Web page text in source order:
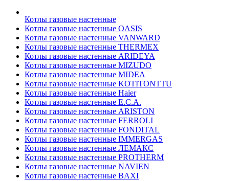
Котлы газовые настенные
Котлы газовые настенные OASIS
Котлы газовые настенные VANWARD
Котлы газовые настенные THERMEX
Котлы газовые настенные ARIDEYA
Котлы газовые настенные MIZUDO
Котлы газовые настенные MIDEA
Котлы газовые настенные KOTITONTTU
Котлы газовые настенные Haier
Котлы газовые настенные E.C.A.
Котлы газовые настенные ARISTON
Котлы газовые настенные FERROLI
Котлы газовые настенные FONDITAL
Котлы газовые настенные IMMERGAS
Котлы газовые настенные ЛЕМАКС
Котлы газовые настенные PROTHERM
Котлы газовые настенные NAVIEN
Котлы газовые настенные BAXI